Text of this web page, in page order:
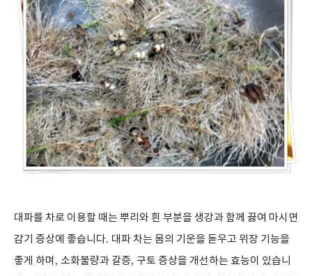
대파를 차로 이용할 때는 뿌리와 흰 부분을 생강과 함께 끓여 마시면
감기 증상에 좋습니다. 대파 차는 몸의 기운을 돋우고 위장 기능을
좋게 하며 , 소화불량과 갈증, 구토 증상을 개선하는 효능이 있습니